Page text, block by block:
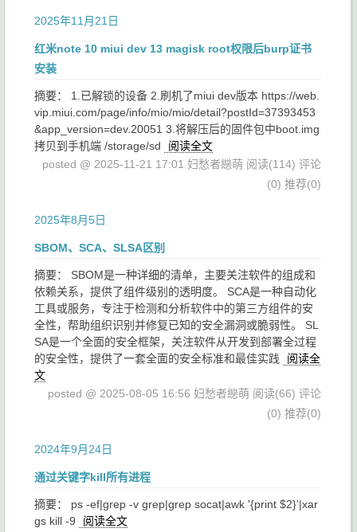
2025年11月21日
红米note 10 miui dev 13 magisk root权限后burp证书
安装
摘要： 1.已解锁的设备 2.刷机了miui dev版本 https://web.
vip.miui.com/page/info/mio/mio/detail?postId=37393453
&app_version=dev.20051 3.将解压后的固件包中boot.img
拷贝到手机端 /storage/sd
阅读全文
posted @ 2025-11-21 17:01 妇愁者纞萌 阅读(114) 评论
(0) 推荐(0)
2025年8月5日
SBOM、SCA、SLSA区别
摘要： SBOM是一种详细的清单，主要关注软件的组成和
依赖关系，提供了组件级别的透明度。 SCA是一种自动化
工具或服务，专注于检测和分析软件中的第三方组件的安
全性，帮助组织识别并修复已知的安全漏洞或脆弱性。 SL
SA是一个全面的安全框架，关注软件从开发到部署全过程
的安全性，提供了一套全面的安全标准和最佳实践
阅读全
文
posted @ 2025-08-05 16:56 妇愁者纞萌 阅读(66) 评论
(0) 推荐(0)
2024年9月24日
通过关键字kill所有进程
摘要： ps -ef|grep -v grep|grep socat|awk '{print $2}'|xar
gs kill -9
阅读全文